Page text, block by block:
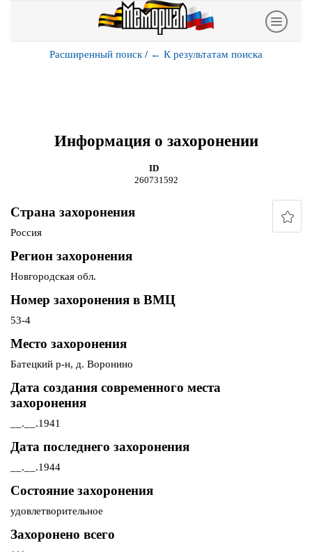
Расширенный поиск / ← К результатам поиска
Информация о захоронении
ID
260731592
Страна захоронения
Россия
Регион захоронения
Новгородская обл.
Номер захоронения в ВМЦ
53-4
Место захоронения
Батецкий р-н, д. Воронино
Дата создания современного места
захоронения
__.__.1941
Дата последнего захоронения
__.__.1944
Состояние захоронения
удовлетворительное
Захоронено всего